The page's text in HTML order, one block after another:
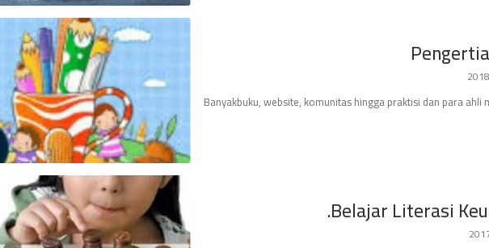
Banyakbuku, website, komunitas hingga praktisi dan para
Belajar Literasi